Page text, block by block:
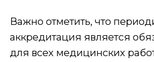
Важно отметить, что
аккредитация является
для всех медицинских
Оставьте заявку на сайте или позвоните по
телефону, наш менеджер расскажет и
согласует условия обучения
Оставить заявку